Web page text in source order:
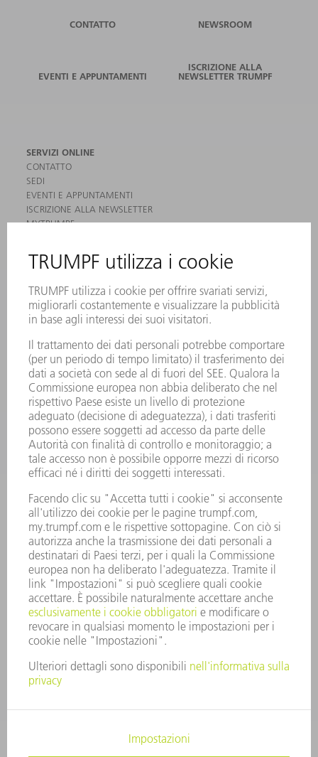
CONTATTO NEWSROOM
EVENTI E APPUNTAMENTI
ISCRIZIONE ALLA
NEWSLETTER TRUMPF
SERVIZI ONLINE
CONTATTO
SEDI
EVENTI E APPUNTAMENTI
ISCRIZIONE ALLA NEWSLETTER
MYTRUMPF
MACCHINE & SISTEMI
ELETTRONICA DI POTENZA
MACCHINE UTENSILI ELETTRICHE
SMART FACTORY
SERVICES
APPLICAZIONI
SETTORI
L'AZIENDA
CARRIERA
OFFERTE DI LAVORO
PROFILO DELL'AZIENDA
PRESIDENZA
RELAZIONE DI BILANCIO
PRINCIPI AZIENDALI
COMPLIANCE
SISTEMA DI WHISTLEBLOWING
SECURITY
COMUNICATI STAMPA
RIVISTE
CLIMA E AMBIENTE
IMPEGNO SOCIALE E COMUNITARIO
GOVERNANCE AZIENDALE
COPYRIGHT E MARCHIO